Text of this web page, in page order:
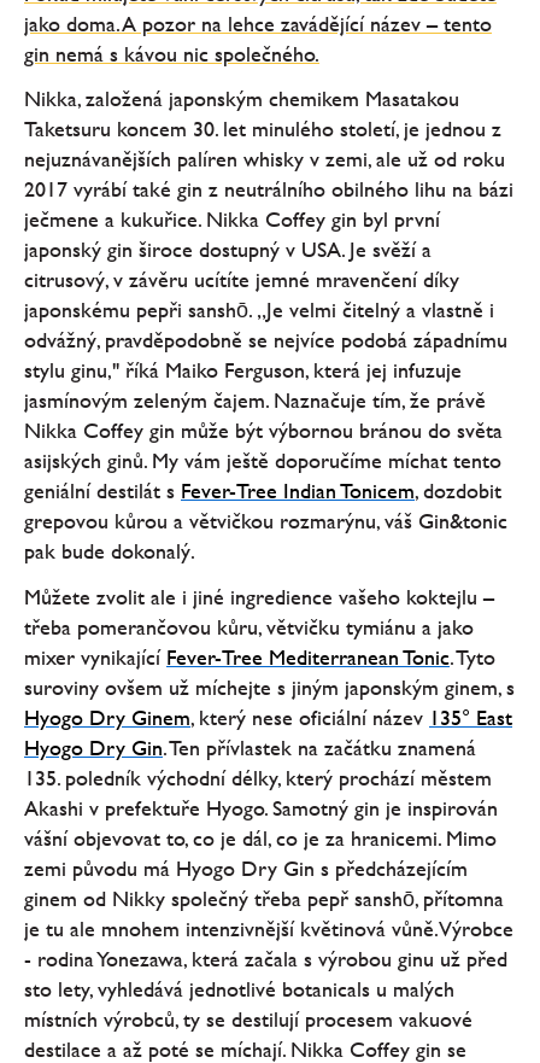
jako doma. A pozor na lehce zavádějící název – tento
gin nemá s kávou nic společného.
Nikka, založená japonským chemikem Masatakou
Taketsuru koncem 30. let minulého století, je jednou z
nejuznávanějších palíren whisky v zemi, ale už od roku
2017 vyrábí také gin z neutrálního obilného lihu na bázi
ječmene a kukuřice. Nikka Coffey gin byl první
japonský gin široce dostupný v USA. Je svěží a
citrusový, v závěru ucítíte jemné mravenčení díky
japonskému pepři sanshō. „Je velmi čitelný a vlastně i
odvážný, pravděpodobně se nejvíce podobá západnímu
stylu ginu," říká Maiko Ferguson, která jej infuzuje
jasmínovým zeleným čajem. Naznačuje tím, že právě
Nikka Coffey gin může být výbornou bránou do světa
asijských ginů. My vám ještě doporučíme míchat tento
geniální destilát s Fever-Tree Indian Tonicem, dozdobit
grepovou kůrou a větvičkou rozmarýnu, váš Gin&tonic
pak bude dokonalý.
Můžete zvolit ale i jiné ingredience vašeho koktejlu –
třeba pomerančovou kůru, větvičku tymiánu a jako
mixer vynikající Fever-Tree Mediterranean Tonic. Tyto
suroviny ovšem už míchejte s jiným japonským ginem, s
Hyogo Dry Ginem, který nese oficiální název 135° East
Hyogo Dry Gin. Ten přívlastek na začátku znamená
135. poledník východní délky, který prochází městem
Akashi v prefektuře Hyogo. Samotný gin je inspirován
vášní objevovat to, co je dál, co je za hranicemi. Mimo
zemi původu má Hyogo Dry Gin s předcházejícím
ginem od Nikky společný třeba pepř sanshō, přítomna
je tu ale mnohem intenzivnější květinová vůně. Výrobce
- rodina Yonezawa, která začala s výrobou ginu už před
sto lety, vyhledává jednotlivé botanicals u malých
místních výrobců, ty se destilují procesem vakuové
destilace a až poté se míchají. Nikka Coffey gin se